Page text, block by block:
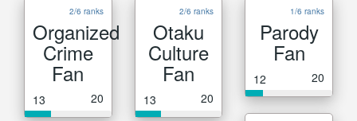
2/6 ranks
Organized
Crime
Fan
13 20
2/6 ranks
Otaku
Culture
Fan
13 20
1/6 ranks
Parody
Fan
12 20